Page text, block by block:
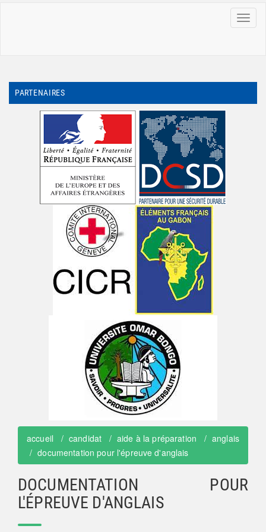
MENU
PARTENAIRES
accueil candidat aide à la préparation
anglais
documentation pour l'épreuve d'anglais
DOCUMENTATION POUR
L'ÉPREUVE D'ANGLAIS